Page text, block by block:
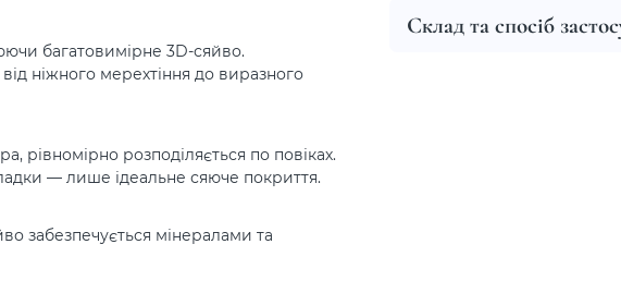
багатовимірне 3D-сяйво.
ніжного мерехтіння до виразного
рівномірно розподіляється по повіках.
— лише ідеальне сяюче покриття.
забезпечується мінералами та
Склад та спосіб